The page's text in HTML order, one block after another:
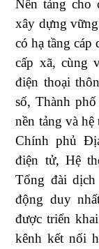
Nền tảng cho
xây dựng
có hạ tầng cáp
cấp xã, cùng
điện thoại
số, Thành
nền tảng và
Chính phủ
điện tử, Hệ
Tổng đài
động duy
được triển
kênh kết nối